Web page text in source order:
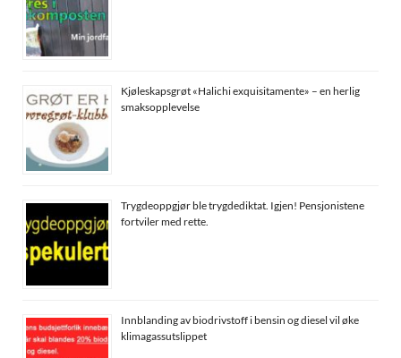
Kjøleskapsgrøt «Halichi exquisitamente» – en herlig
smaksopplevelse
Trygdeoppgjør ble trygdediktat. Igjen! Pensjonistene
fortviler med rette.
Innblanding av biodrivstoff i bensin og diesel vil øke
klimagassutslippet